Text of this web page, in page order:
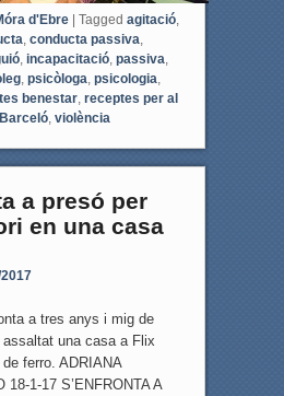
d'Ebre | Tagged agitació,
conducta passiva
, incapacitació, passiva
, psicòloga psicologia
benestar, receptes per al
, violència
a presó per
en una casa
a tres anys i mig de
una casa a Flix
ferro. ADRIANA
18-1-17 S’ENFRONTA A